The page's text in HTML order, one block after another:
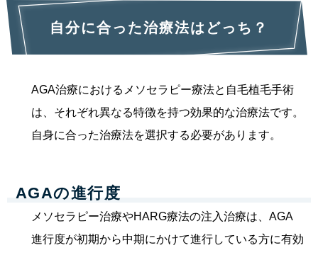
自分に合った治療法はどっち？
AGA治療におけるメソセラピー療法と自毛植毛手術
は、それぞれ異なる特徴を持つ効果的な治療法です。
自身に合った治療法を選択する必要があります。
AGAの進行度
メソセラピー治療やHARG療法の注入治療は、AGA
進行度が初期から中期にかけて進行している方に有効